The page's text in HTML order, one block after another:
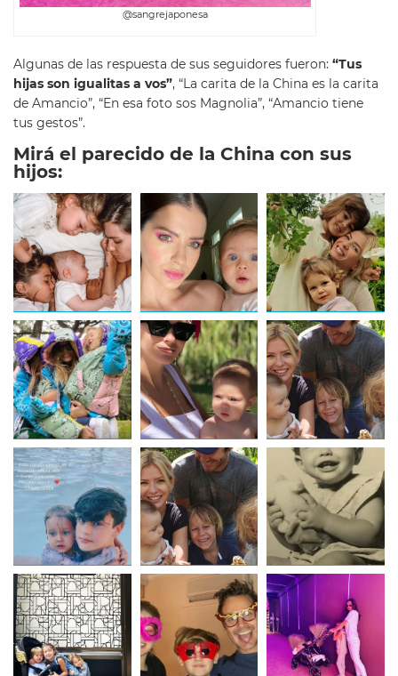
@sangrejaponesa
Algunas de las respuesta de sus seguidores fueron: “Tus
hijas son igualitas a vos”, “La carita de la China es la carita
de Amancio”, “En esa foto sos Magnolia”, “Amancio tiene
tus gestos”.
Mirá el parecido de la China con sus
hijos: